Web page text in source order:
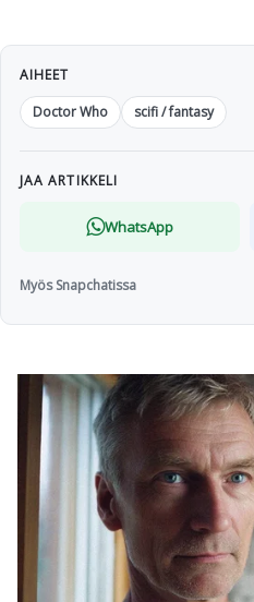
AIHEET
Doctor Who
scifi / fantasy
JAA ARTIKKELI
WhatsApp
Myös Snapchatissa